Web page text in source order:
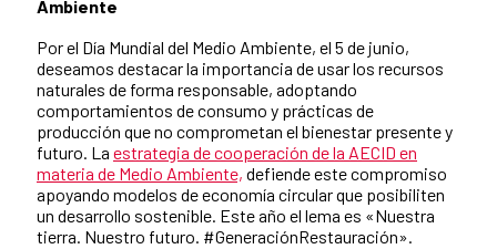
Ambiente
Por el Día Mundial del Medio Ambiente, el 5 de junio,
deseamos destacar la importancia de usar los recursos
naturales de forma responsable, adoptando
comportamientos de consumo y prácticas de
producción que no comprometan el bienestar presente y
futuro. La estrategia de cooperación de la AECID en
materia de Medio Ambiente, defiende este compromiso
apoyando modelos de economía circular que posibiliten
un desarrollo sostenible. Este año el lema es «Nuestra
tierra. Nuestro futuro. #GeneraciónRestauración».